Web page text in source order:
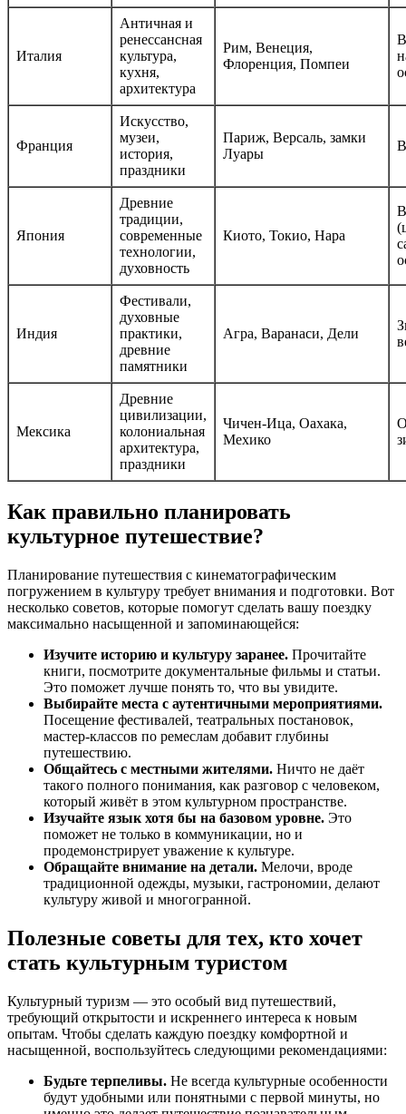
Италия
Античная и
ренессансная
культура,
кухня,
архитектура
Рим, Венеция,
Флоренция, Помпеи
Франция
Искусство,
музеи,
история,
праздники
Париж, Версаль, замки
Луары
Япония
Древние
традиции,
современные
технологии,
духовность
Киото, Токио, Нара
Индия
Фестивали,
духовные
практики,
древние
памятники
Агра, Варанаси, Дели
Мексика
Древние
цивилизации,
колониальная
архитектура,
праздники
Чичен-Ица, Оахака,
Мехико
Как правильно планировать
культурное путешествие?
Планирование путешествия с кинематографическим
погружением в культуру требует внимания и подготовки. Вот
несколько советов, которые помогут сделать вашу поездку
максимально насыщенной и запоминающейся:
Изучите историю и культуру заранее. Прочитайте
книги, посмотрите документальные фильмы и статьи.
Это поможет лучше понять то, что вы увидите.
Выбирайте места с аутентичными мероприятиями.
Посещение фестивалей, театральных постановок,
мастер-классов по ремеслам добавит глубины
путешествию.
Общайтесь с местными жителями. Ничто не даёт
такого полного понимания, как разговор с человеком,
который живёт в этом культурном пространстве.
Изучайте язык хотя бы на базовом уровне. Это
поможет не только в коммуникации, но и
продемонстрирует уважение к культуре.
Обращайте внимание на детали. Мелочи, вроде
традиционной одежды, музыки, гастрономии, делают
культуру живой и многогранной.
Полезные советы для тех, кто хочет
стать культурным туристом
Культурный туризм — это особый вид путешествий,
требующий открытости и искреннего интереса к новым
опытам. Чтобы сделать каждую поездку комфортной и
насыщенной, воспользуйтесь следующими рекомендациями:
Будьте терпеливы. Не всегда культурные особенности
будут удобными или понятными с первой минуты, но